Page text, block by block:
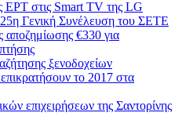
ΕΡΤ στις Smart TV της LG
Γενική Συνέλευση του ΣΕΤΕ
αποζημίωσης €330 για
ξενοδοχείων
το 2017 στα
επιχειρήσεων της Σαντορίνης